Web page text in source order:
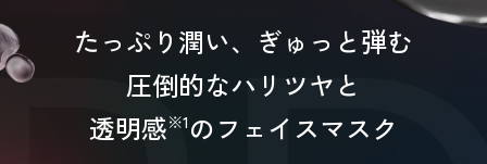
たっぷり潤い、ぎゅっと弾む
圧倒的なハリツヤと
透明感※1のフェイスマスク